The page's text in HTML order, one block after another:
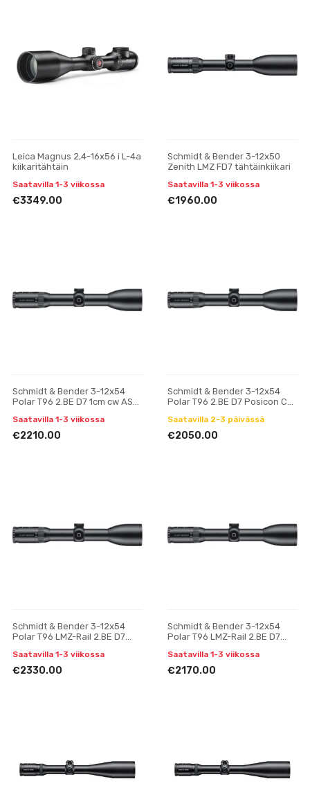
Leica Magnus 2,4-16x56 i L-4a
kiikaritähtäin
Saatavilla 1-3 viikossa
€3349.00
Schmidt & Bender 3-12x50
Zenith LMZ FD7 tähtäinkiikari
Saatavilla 1-3 viikossa
€1960.00
Schmidt & Bender 3-12x54
Polar T96 2.BE D7 1cm cw ASV
Saatavilla 1-3 viikossa
€2210.00
Schmidt & Bender 3-12x54
Polar T96 2.BE D7 Posicon CT
Saatavilla 2-3 päivässä
€2050.00
Schmidt & Bender 3-12x54
Polar T96 LMZ-Rail 2.BE D7
tähtäinkiikari
Saatavilla 1-3 viikossa
€2330.00
Schmidt & Bender 3-12x54
Polar T96 LMZ-Rail 2.BE D7
Saatavilla 1-3 viikossa
€2170.00